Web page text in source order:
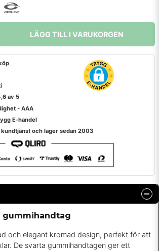
LÄGG TILL I VARUKORGEN
av 5
- AAA
E-handel
och lager sedan 2003
gummihandtag
och elegant kromad design, perfekt för att
De svarta gummihandtagen ger ett